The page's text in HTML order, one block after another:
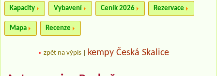
Kapacity Vybavení Ceník 2026 Rezervace
Mapa Recenze
« zpět na výpis kempy Česká Skalice